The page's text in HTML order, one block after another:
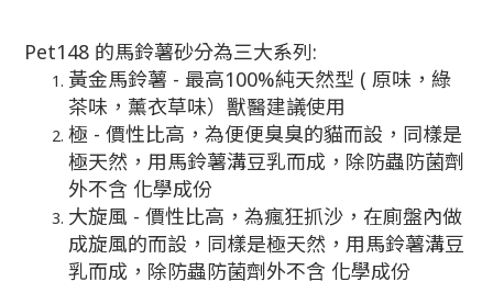
Pet148 的馬鈴薯砂分為三大系列:
黃金馬鈴薯 - 最高100%純天然型 ( 原味，綠
茶味，薰衣草味）獸醫建議使用
極 - 價性比高，為便便臭臭的貓而設，同樣是
極天然，用馬鈴薯溝豆乳而成，除防蟲防菌劑
外不含 化學成份
大旋風 - 價性比高，為瘋狂抓沙，在廁盤內做
成旋風的而設，同樣是極天然，用馬鈴薯溝豆
乳而成，除防蟲防菌劑外不含 化學成份